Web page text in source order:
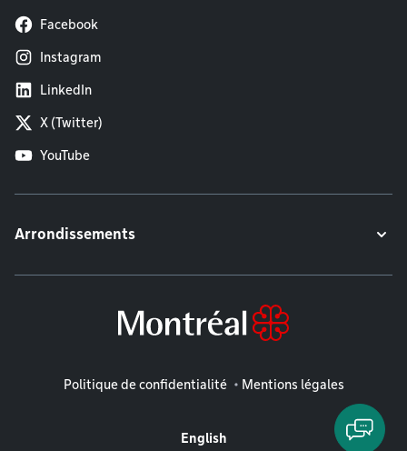
Facebook
Instagram
LinkedIn
X (Twitter)
YouTube
Arrondissements
Mentions légales
Politique de confidentialité Mentions légales
English